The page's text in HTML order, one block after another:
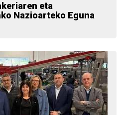
eta
Nazioarteko Eguna